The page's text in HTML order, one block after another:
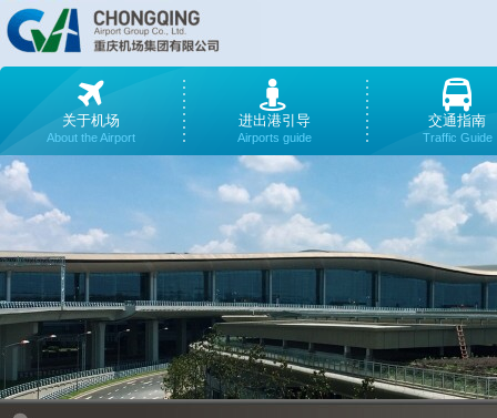
关于机场
About the Airport
进出港引导
Airports guide
交通指南
Traffic Guide